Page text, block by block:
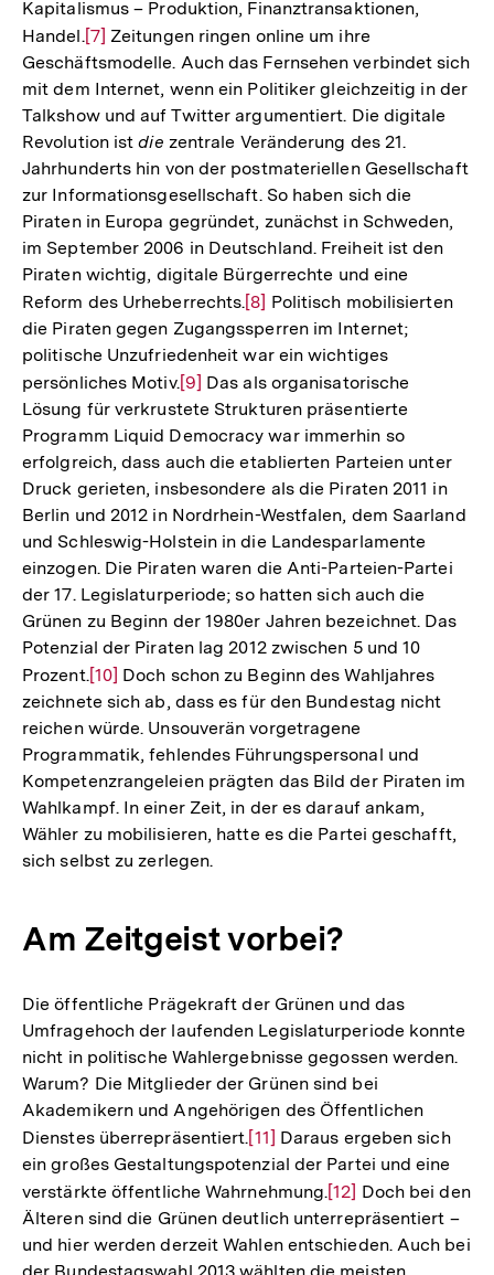
Kapitalismus – Produktion, Finanztransaktionen,
Handel.Zur
Auflösung
der
Fußnote
[7] Zeitungen ringen online um ihre
Geschäftsmodelle. Auch das Fernsehen verbindet sich
mit dem Internet, wenn ein Politiker gleichzeitig in der
Talkshow und auf Twitter argumentiert. Die digitale
Revolution istdie zentrale Veränderung des 21.
Jahrhunderts hin von der postmateriellen Gesellschaft
zur Informationsgesellschaft. So haben sich die
Piraten in Europa gegründet, zunächst in Schweden,
im September 2006 in Deutschland. Freiheit ist den
Piraten wichtig, digitale Bürgerrechte und eine
Reform des Urheberrechts.Zur
Auflösung
der
Fußnote
[8] Politisch mobilisierten
die Piraten gegen Zugangssperren im Internet;
politische Unzufriedenheit war ein wichtiges
persönliches Motiv.Zur
Auflösung
der
Fußnote
[9] Das als organisatorische
Lösung für verkrustete Strukturen präsentierte
Programm Liquid Democracy war immerhin so
erfolgreich, dass auch die etablierten Parteien unter
Druck gerieten, insbesondere als die Piraten 2011 in
Berlin und 2012 in Nordrhein-Westfalen, dem Saarland
und Schleswig-Holstein in die Landesparlamente
einzogen. Die Piraten waren die Anti-Parteien-Partei
der 17. Legislaturperiode; so hatten sich auch die
Grünen zu Beginn der 1980er Jahren bezeichnet. Das
Potenzial der Piraten lag 2012 zwischen 5 und 10
Prozent.Zur
Auflösung
der
Fußnote
[10] Doch schon zu Beginn des Wahljahres
zeichnete sich ab, dass es für den Bundestag nicht
reichen würde. Unsouverän vorgetragene
Programmatik, fehlendes Führungspersonal und
Kompetenzrangeleien prägten das Bild der Piraten im
Wahlkampf. In einer Zeit, in der es darauf ankam,
Wähler zu mobilisieren, hatte es die Partei geschafft,
sich selbst zu zerlegen.
Am Zeitgeist vorbei?
Die öffentliche Prägekraft der Grünen und das
Umfragehoch der laufenden Legislaturperiode konnte
nicht in politische Wahlergebnisse gegossen werden.
Warum? Die Mitglieder der Grünen sind bei
Akademikern und Angehörigen des Öffentlichen
Dienstes überrepräsentiert.Zur
Auflösung
der
Fußnote
[11] Daraus ergeben sich
ein großes Gestaltungspotenzial der Partei und eine
verstärkte öffentliche Wahrnehmung.Zur
Auflösung
der
[12] Doch bei den
Älteren sind die Grünen deutlich unterrepräsentiert –
und hier werden derzeit Wahlen entschieden. Auch bei
der Bundestagswahl 2013 wählten die meisten